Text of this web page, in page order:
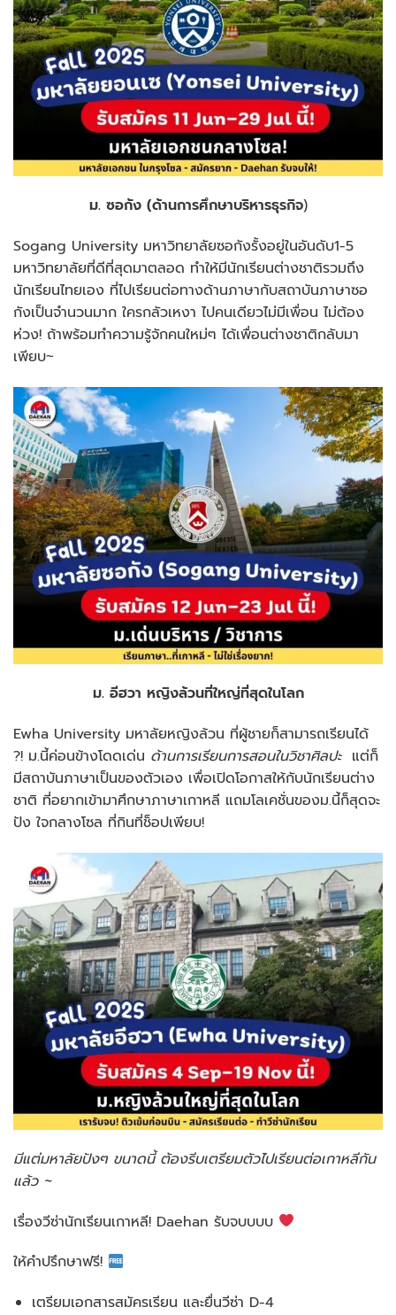
ม. ซอกัง (ด้านการศึกษาบริหารธุรกิจ)
Sogang University มหาวิทยาลัยซอกังรั้งอยู่ในอันดับ1-5
มหาวิทยาลัยที่ดีที่สุดมาตลอด ทำให้มีนักเรียนต่างชาติรวมถึง
นักเรียนไทยเอง ที่ไปเรียนต่อทางด้านภาษากับสถาบันภาษาซอ
กังเป็นจำนวนมาก ใครกลัวเหงา ไปคนเดียวไม่มีเพื่อน ไม่ต้อง
ห่วง! ถ้าพร้อมทำความรู้จักคนใหม่ๆ ได้เพื่อนต่างชาติกลับมา
เพียบ~
ม. อีฮวา หญิงล้วนที่ใหญ่ที่สุดในโลก
Ewha University มหาลัยหญิงล้วน ที่ผู้ชายก็สามารถเรียนได้
?! ม.นี้ค่อนข้างโดดเด่น ด้านการเรียนการสอนในวิชาศิลปะแต่ก็
มีสถาบันภาษาเป็นของตัวเอง เพื่อเปิดโอกาสให้กับนักเรียนต่าง
ชาติ ที่อยากเข้ามาศึกษาภาษาเกาหลี แถมโลเคชั่นของม.นี้ก็สุดจะ
ปัง ใจกลางโซล ที่กินที่ช็อปเพียบ!
มีแต่มหาลัยปังๆ ขนาดนี้ ต้องรีบเตรียมตัวไปเรียนต่อเกาหลีกัน
แล้ว ~
เรื่องวีซ่านักเรียนเกาหลี! Daehan รับจบบบบ
ให้คำปรึกษาฟรี!
เตรียมเอกสารสมัครเรียน และยื่นวีซ่า D-4